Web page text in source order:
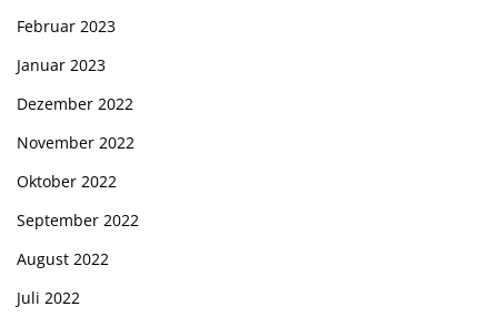
Februar 2023
Januar 2023
Dezember 2022
November 2022
Oktober 2022
September 2022
August 2022
Juli 2022